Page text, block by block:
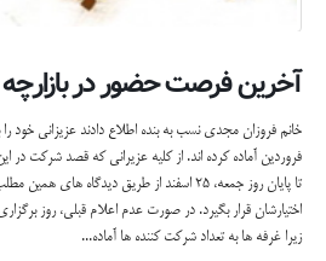
آخرین فرصت حضور در
خانم فروزان مجدی نسب به بنده اطلاع دادند عزیزانی خود
فروردین آماده کرده اند. از کلیه عزیرانی که قصد شرکت در
تا پایان روز جمعه، 25 اسفند از طریق دیدگاه
اختیارشان قرار بگیرد. در صورت عدم اعلام قبلی، روز
زیرا غرفه ها به تعداد شرکت کننده ها آماده...